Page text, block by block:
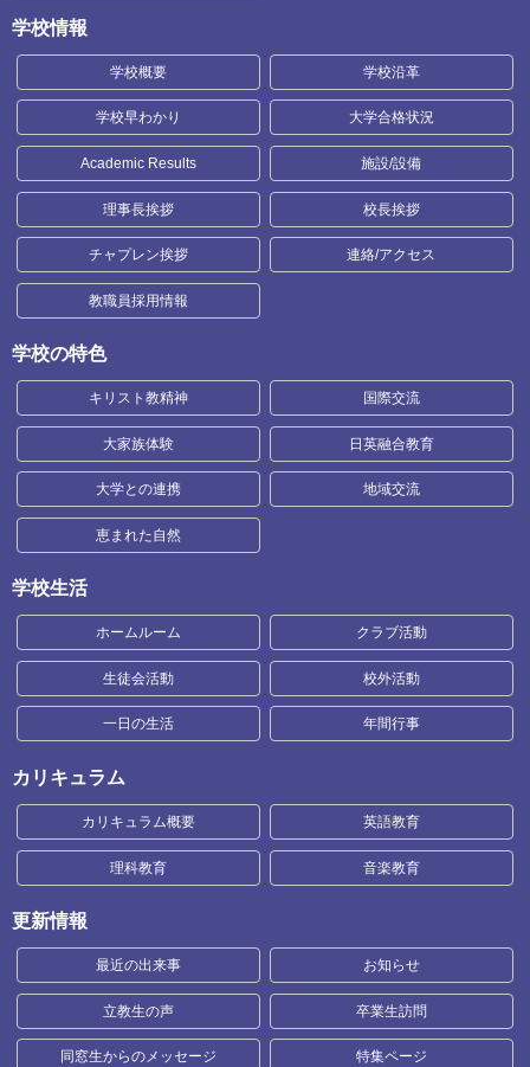
学校情報
学校概要 学校沿革
学校早わかり 大学合格状況
Academic Results 施設/設備
理事長挨拶 校長挨拶
チャプレン挨拶 連絡/アクセス
教職員採用情報
学校の特色
キリスト教精神 国際交流
大家族体験 日英融合教育
大学との連携 地域交流
恵まれた自然
学校生活
ホームルーム クラブ活動
生徒会活動 校外活動
一日の生活 年間行事
カリキュラム
カリキュラム概要 英語教育
理科教育 音楽教育
更新情報
最近の出来事 お知らせ
立教生の声 卒業生訪問
同窓生からのメッセージ 特集ページ